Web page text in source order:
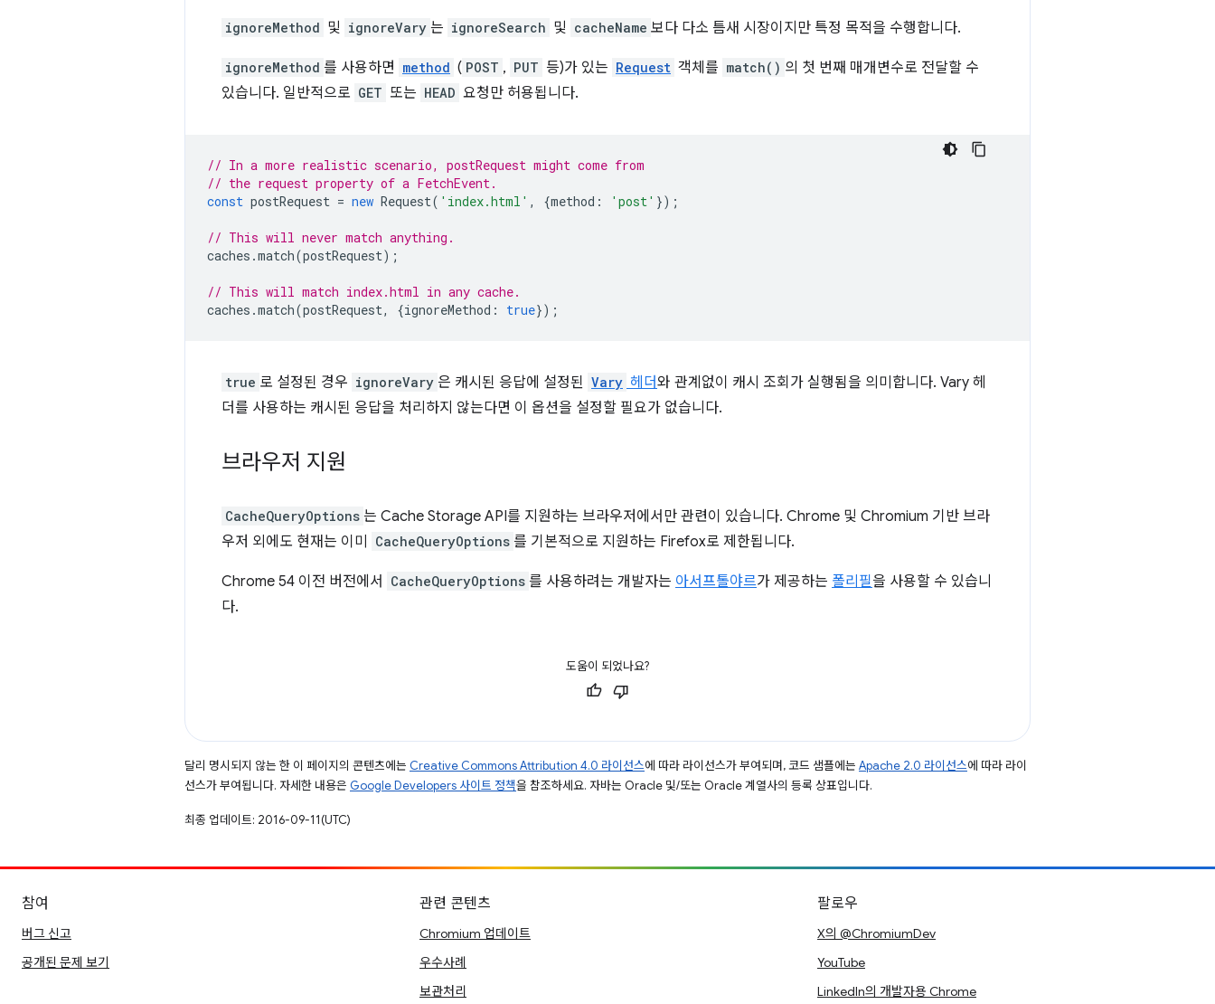
ignoreMethod 및 ignoreVary 는 ignoreSearch 및 cacheName 보다 다소 틈새 시장이지만 특정 목적을 수행합니다.
ignoreMethod 를 사용하면 method ( POST , PUT 등)가 있는 Request 객체를 match() 의 첫 번째 매개변수로 전달할 수
있습니다. 일반적으로 GET 또는 HEAD 요청만 허용됩니다.
// In a more realistic scenario, postRequest might come from
// the request property of a FetchEvent.
const postRequest = new Request( 'index.html' , {method : 'post' });
// This will never match anything.
caches .match(postRequest);
// This will match index.html in any cache.
caches .match(postRequest, {ignoreMethod : true});
true 로 설정된 경우 ignoreVary 은 캐시된 응답에 설정된 Vary 헤더와 관계없이 캐시 조회가 실행됨을 의미합니다. Vary 헤
더를 사용하는 캐시된 응답을 처리하지 않는다면 이 옵션을 설정할 필요가 없습니다.
브라우저 지원
CacheQueryOptions 는 Cache Storage API를 지원하는 브라우저에서만 관련이 있습니다. Chrome 및 Chromium 기반 브라
우저 외에도 현재는 이미
CacheQueryOptions 를 기본적으로 지원하는 Firefox로 제한됩니다.
Chrome 54 이전 버전에서 CacheQueryOptions 를 사용하려는 개발자는 아서프톨야르가 제공하는 폴리필을 사용할 수 있습니
다.
도움이 되었나요?
달리 명시되지 않는 한 이 페이지의 콘텐츠에는 Creative Commons Attribution 4.0 라이선스에 따라 라이선스가 부여되며, 코드 샘플에는 Apache 2.0 라이선스에 따라 라이
선스가 부여됩니다. 자세한 내용은 Google Developers 사이트 정책을 참조하세요. 자바는 Oracle 및/또는 Oracle 계열사의 등록 상표입니다.
최종 업데이트: 2016-09-11(UTC)
참여
버그 신고
공개된 문제 보기
관련 콘텐츠
Chromium 업데이트
우수사례
보관처리
팔로우
X의 @ChromiumDev
YouTube
LinkedIn의 개발자용 Chrome